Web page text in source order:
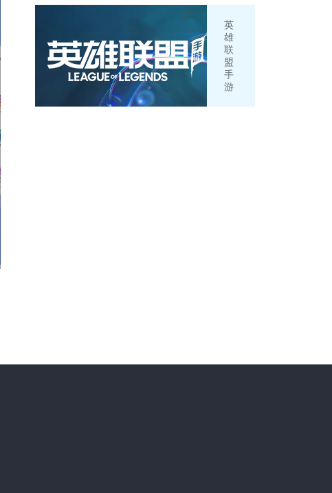
英
雄
联
盟
手
游